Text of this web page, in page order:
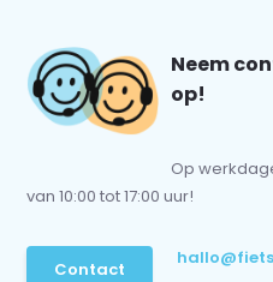
Neem
op!
Op
van 10:00 tot 17:00 uur!
Contact